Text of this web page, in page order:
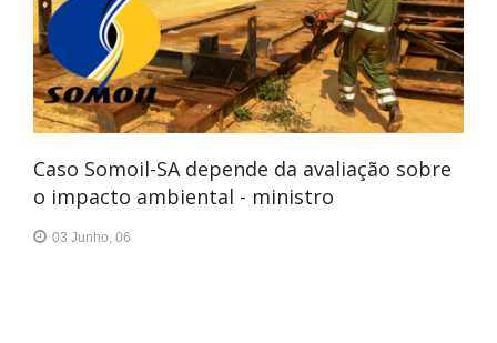
Caso Somoil-SA depende da avaliação sobre
o impacto ambiental - ministro
03 Junho, 06